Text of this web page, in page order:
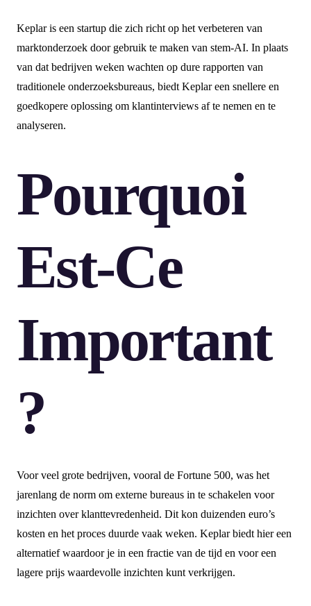
Keplar is een startup die zich richt op het verbeteren van
marktonderzoek door gebruik te maken van stem-AI. In plaats
van dat bedrijven weken wachten op dure rapporten van
traditionele onderzoeksbureaus, biedt Keplar een snellere en
goedkopere oplossing om klantinterviews af te nemen en te
analyseren.
Pourquoi
Est-Ce
Important
?
Voor veel grote bedrijven, vooral de Fortune 500, was het
jarenlang de norm om externe bureaus in te schakelen voor
inzichten over klanttevredenheid. Dit kon duizenden euro’s
kosten en het proces duurde vaak weken. Keplar biedt hier een
alternatief waardoor je in een fractie van de tijd en voor een
lagere prijs waardevolle inzichten kunt verkrijgen.